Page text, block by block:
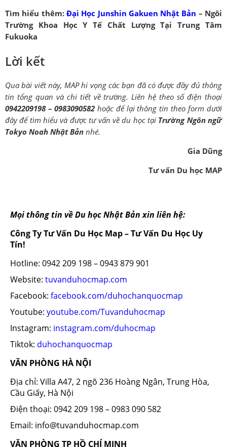
Tìm hiểu thêm: Đại Học Junshin Gakuen Nhật Bản – Ngôi
Trường Khoa Học Y Tế Chất Lượng Tại Trung Tâm
Fukuoka
Lời kết
Qua bài viết này, MAP hi vọng các bạn đã có được đầy đủ thông
tin tổng quan và chi tiết về trường. Liên hệ theo số điện thoại
0942209198 – 0983090582hoặc để lại thông tin theo form dưới
đây để tìm hiểu và được tư vấn về du học tại Trường Ngôn ngữ
Tokyo Noah Nhật Bản nhé.
Gia Dũng
Tư vấn Du học MAP
Mọi thông tin về Du học Nhật Bản xin liên hệ:
Công Ty Tư Vấn Du Học Map – Tư Vấn Du Học Uy
Tín!
Hotline: 0942 209 198 – 0943 879 901
Website: tuvanduhocmap.com
Facebook: facebook.com/duhochanquocmap
Youtube: youtube.com/Tuvanduhocmap
Instagram: instagram.com/duhocmap
Tiktok: duhochanquocmap
VĂN PHÒNG HÀ NỘI
Địa chỉ: Villa A47, 2 ngõ 236 Hoàng Ngân, Trung Hòa,
Cầu Giấy, Hà Nội
Điện thoại: 0942 209 198 – 0983 090 582
Email: info@tuvanduhocmap.com
VĂN PHÒNG TP HỒ CHÍ MINH